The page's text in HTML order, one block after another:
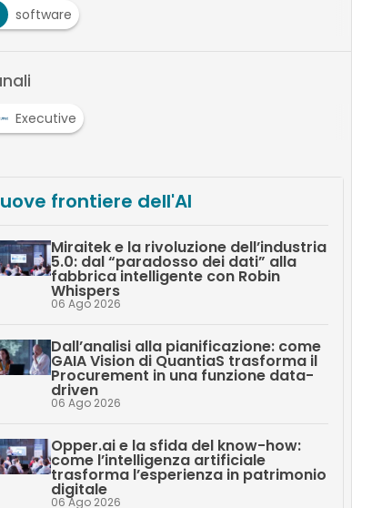
software
Executive
frontiere dell'AI
Miraitek e la rivoluzione dell’industria
5.0: dal “paradosso dei dati” alla
fabbrica intelligente con Robin
Whispers
06 Ago 2026
Dall’analisi alla pianificazione: come
GAIA Vision di QuantiaS trasforma il
Procurement in una funzione data-
driven
06 Ago 2026
Opper.ai e la sfida del know-how:
come l’intelligenza artificiale
trasforma l’esperienza in patrimonio
digitale
06 Ago 2026